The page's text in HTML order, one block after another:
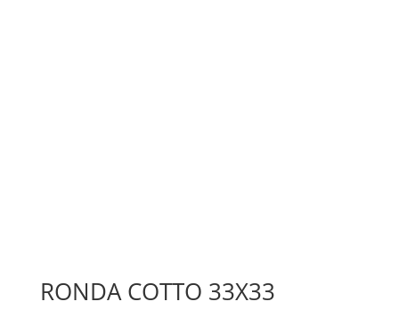
RONDA COTTO 33X33